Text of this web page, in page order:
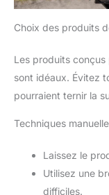
Choix des produits
Les produits conçus
sont idéaux. Évitez
pourraient ternir la
Techniques
Laissez le
Utilisez une
difficiles.